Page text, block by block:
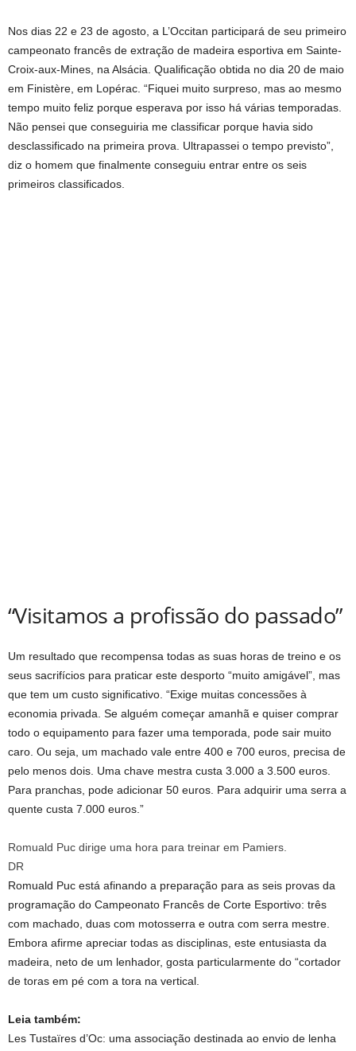
Nos dias 22 e 23 de agosto, a L’Occitan participará de seu primeiro
campeonato francês de extração de madeira esportiva em Sainte-
Croix-aux-Mines, na Alsácia. Qualificação obtida no dia 20 de maio
em Finistère, em Lopérac. “Fiquei muito surpreso, mas ao mesmo
tempo muito feliz porque esperava por isso há várias temporadas.
Não pensei que conseguiria me classificar porque havia sido
desclassificado na primeira prova. Ultrapassei o tempo previsto”,
diz o homem que finalmente conseguiu entrar entre os seis
primeiros classificados.
“Visitamos a profissão do passado”
Um resultado que recompensa todas as suas horas de treino e os
seus sacrifícios para praticar este desporto “muito amigável”, mas
que tem um custo significativo. “Exige muitas concessões à
economia privada. Se alguém começar amanhã e quiser comprar
todo o equipamento para fazer uma temporada, pode sair muito
caro. Ou seja, um machado vale entre 400 e 700 euros, precisa de
pelo menos dois. Uma chave mestra custa 3.000 a 3.500 euros.
Para pranchas, pode adicionar 50 euros. Para adquirir uma serra a
quente custa 7.000 euros.”
Romuald Puc dirige uma hora para treinar em Pamiers.
DR
Romuald Puc está afinando a preparação para as seis provas da
programação do Campeonato Francês de Corte Esportivo: três
com machado, duas com motosserra e outra com serra mestre.
Embora afirme apreciar todas as disciplinas, este entusiasta da
madeira, neto de um lenhador, gosta particularmente do “cortador
de toras em pé com a tora na vertical.
Leia também:
Les Tustaïres d’Oc: uma associação destinada ao envio de lenha